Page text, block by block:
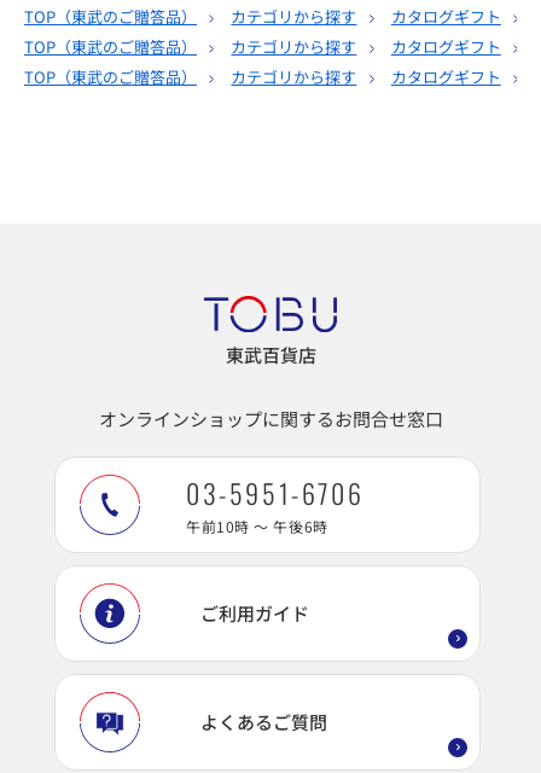
TOP（東武のご贈答品） カテゴリから探す カタログギフト
TOP（東武のご贈答品） カテゴリから探す カタログギフト
TOP（東武のご贈答品） カテゴリから探す カタログギフト
東武百貨店
オンラインショップに関するお問合せ窓口
03-5951-6706
午前10時 ～ 午後6時
ご利用ガイド
よくあるご質問